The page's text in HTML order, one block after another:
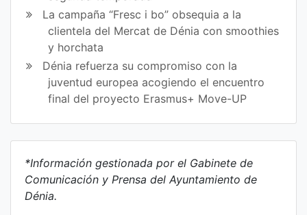
La campaña “Fresc i bo” obsequia a la
clientela del Mercat de Dénia con smoothies
y horchata
Dénia refuerza su compromiso con la
juventud europea acogiendo el encuentro
final del proyecto Erasmus+ Move-UP
*Información gestionada por el Gabinete de
Comunicación y Prensa del Ayuntamiento de
Dénia.